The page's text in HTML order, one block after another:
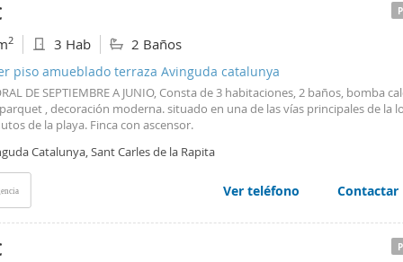
2 3 Hab 2 Baños
piso amueblado terraza Avinguda catalunya
DE SEPTIEMBRE A JUNIO, Consta de 3 habitaciones, 2 baños, bomba
, decoración moderna. situado en una de las vías principales de la
de la playa. Finca con ascensor.
Catalunya, Sant Carles de la Rapita
Ver teléfono Contactar